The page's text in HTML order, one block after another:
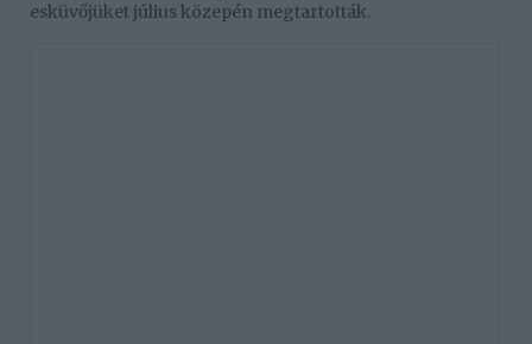
esküvőjüket július közepén megtartották.